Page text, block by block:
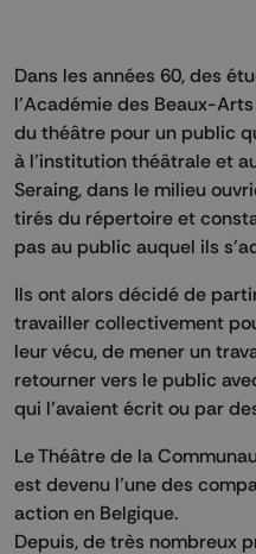
Dans les années 60, des
l’Académie des Beaux-
du théâtre pour un public
à l’institution théâtrale et
Seraing, dans le milieu
tirés du répertoire et
pas au public auquel ils
Ils ont alors décidé de
travailler collectivement
leur vécu, de mener un
retourner vers le public
qui l’avaient écrit ou par
Le Théâtre de la
est devenu l’une des
action en Belgique.
Depuis, de très nombreux